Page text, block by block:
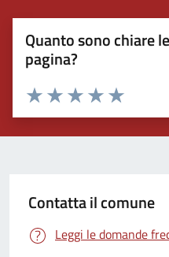
Quanto sono chiare
pagina?
Valuta 5
Valuta 4 stelle
Valuta 3 stelle su 5
Valuta 2 stelle su 5
Valuta 1 stelle su 5
Contatta il comune
Leggi le domande